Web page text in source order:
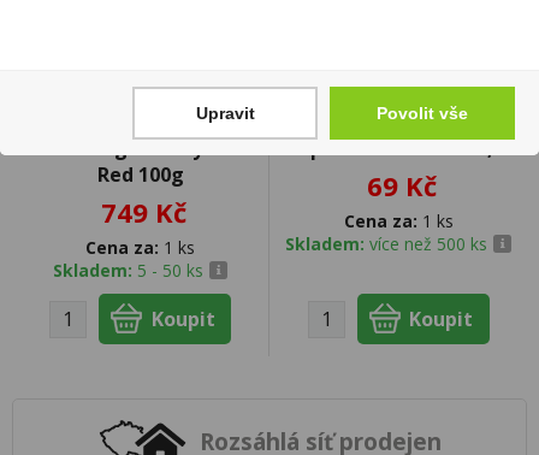
Tabák cigaretový RGD
Red 100g
749 Kč
Cena za: 1 ks
Skladem: 5 - 50 ks
Inspiro Muscat rosé 0,75
69 Kč
Cena za: 1 ks
Skladem: více než 500 ks
Rozsáhlá síť prodejen
Upravit Povolit vše